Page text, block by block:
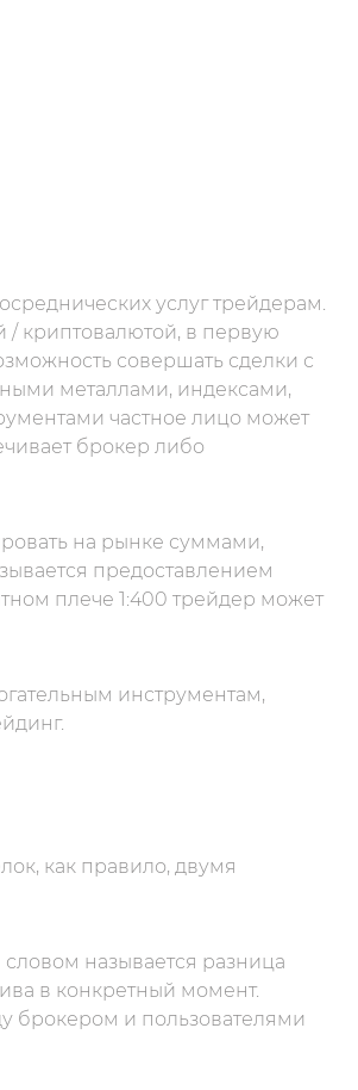
услуг трейдерам.
/ криптовалютой, в первую
совершать сделки с
металлами, индексами,
частное лицо может
брокер либо
на рынке суммами,
предоставлением
плече 1:400 трейдер может
инструментам,
как правило, двумя
называется разница
в конкретный момент.
брокером и пользователями